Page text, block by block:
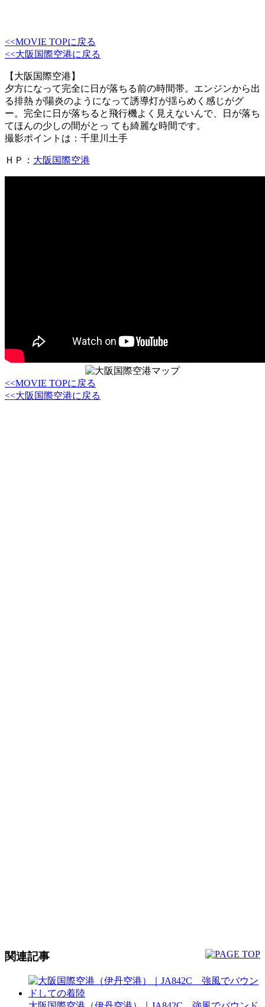
<<MOVIE TOPに戻る
<<大阪国際空港に戻る
【大阪国際空港】
夕方になって完全に日が落ちる前の時間帯。エンジンから出
る排熱 が陽炎のようになって誘導灯が揺らめく感じがグ
ー。完全に日が落ちると飛行機よく見えないんで、日が落ち
てほんの少しの間がとっ ても綺麗な時間です。
撮影ポイントは：千里川土手
ＨＰ： 大阪国際空港
<<MOVIE TOPに戻る
<<大阪国際空港に戻る
関連記事